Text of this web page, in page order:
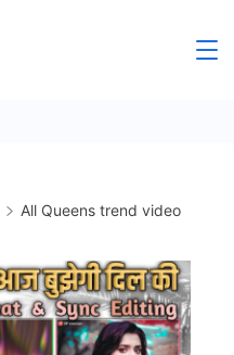
All Queens trend video